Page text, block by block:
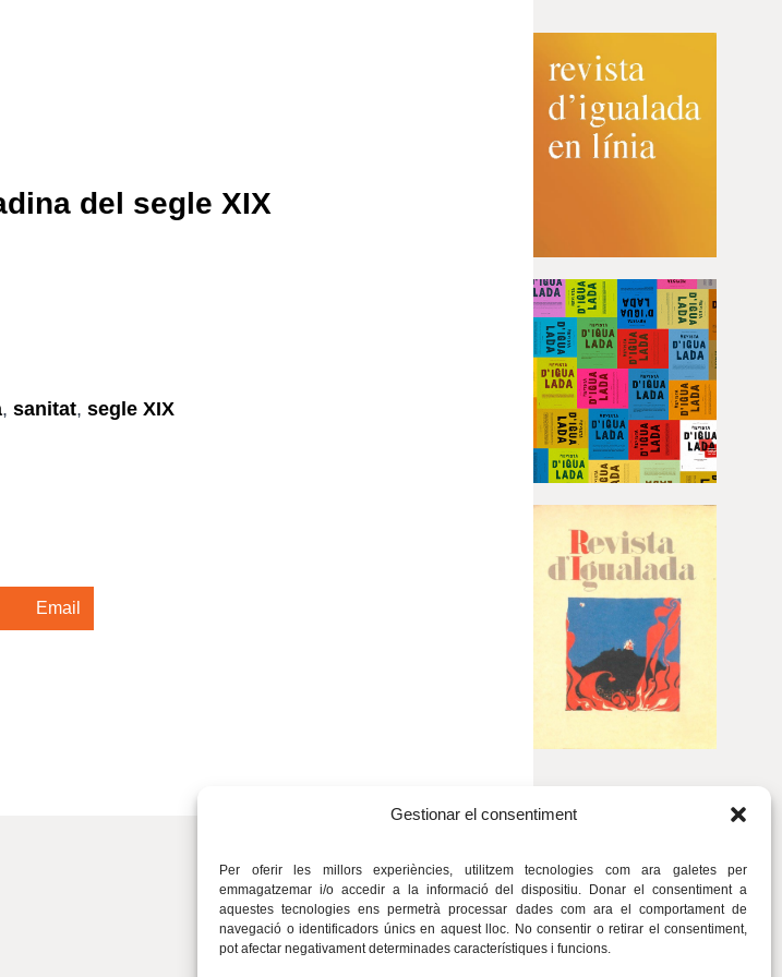
Gestionar el consentiment
Per oferir les millors experiències, utilitzem tecnologies com ara galetes per
emmagatzemar i/o accedir a la informació del dispositiu. Donar el consentiment a
aquestes tecnologies ens permetrà processar dades com ara el comportament de
navegació o identificadors únics en aquest lloc. No consentir o retirar el consentiment,
pot afectar negativament determinades característiques i funcions.
del segle XIX
,sanitat,segle XIX
Email